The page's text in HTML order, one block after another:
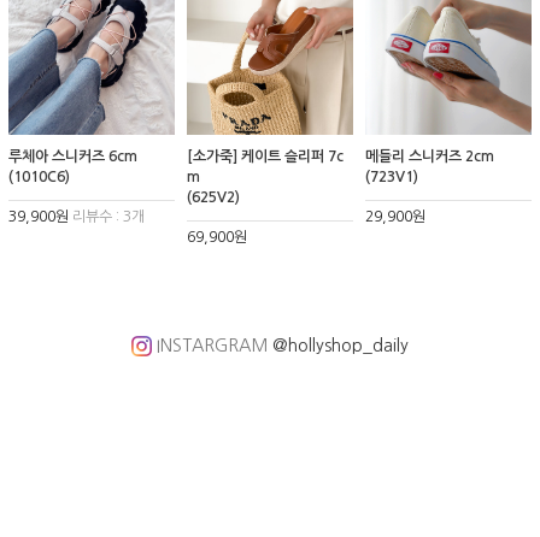
루체아 스니커즈 6cm
(1010C6)
39,900원 리뷰수 : 3개
[소가죽] 케이트 슬리퍼 7c
m
(625V2)
69,900원
메들리 스니커즈 2cm
(723V1)
29,900원
INSTARGRAM @hollyshop_daily